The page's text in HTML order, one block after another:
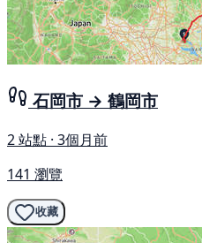
石岡市 → 鶴岡市
2 站點 · 3個月前
141 瀏覽
收藏